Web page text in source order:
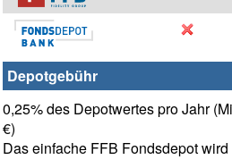
Depotgebühr
0,25% des Depotwertes pro Jahr
€)
Das einfache FFB Fondsdepot